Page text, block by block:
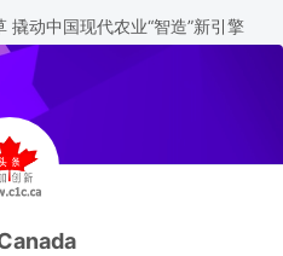
撬动中国现代农业“智造”新引擎